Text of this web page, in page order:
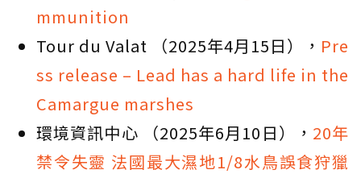
mmunition
Tour du Valat （2025年4月15日）， Pre
ss release – Lead has a hard life in the
Camargue marshes
環境資訊中心 （2025年6月10日）， 20年
禁令失靈 法國最大濕地1/8水鳥誤食狩獵